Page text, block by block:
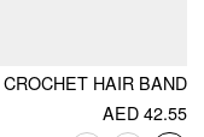
AED 42.55